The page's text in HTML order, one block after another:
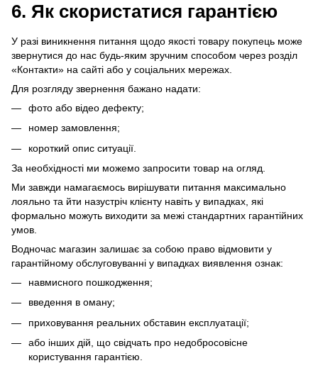
6. Як скористатися гарантією
У разі виникнення питання щодо якості товару покупець може
звернутися до нас будь-яким зручним способом через розділ
«Контакти» на сайті або у соціальних мережах.
Для розгляду звернення бажано надати:
фото або відео дефекту;
номер замовлення;
короткий опис ситуації.
За необхідності ми можемо запросити товар на огляд.
Ми завжди намагаємось вирішувати питання максимально
лояльно та йти назустріч клієнту навіть у випадках, які
формально можуть виходити за межі стандартних гарантійних
умов.
Водночас магазин залишає за собою право відмовити у
гарантійному обслуговуванні у випадках виявлення ознак:
навмисного пошкодження;
введення в оману;
приховування реальних обставин експлуатації;
або інших дій, що свідчать про недобросовісне
користування гарантією.